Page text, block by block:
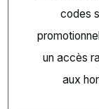
codes
un accès
aux